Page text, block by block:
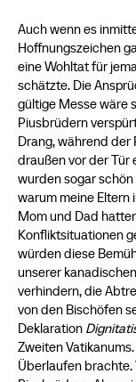
Auch wenn es
Hoffnungszeichen
eine Wohltat für
schätzte. Die
gültige Messe wäre
Piusbrüdern
Drang, während der
draußen vor der Tür
wurden sogar
warum meine
Mom und Dad
Konfliktsituationen
würden diese
unserer
verhindern, die
von den Bischöfen
Deklaration
Zweiten
Überlaufen brachte.